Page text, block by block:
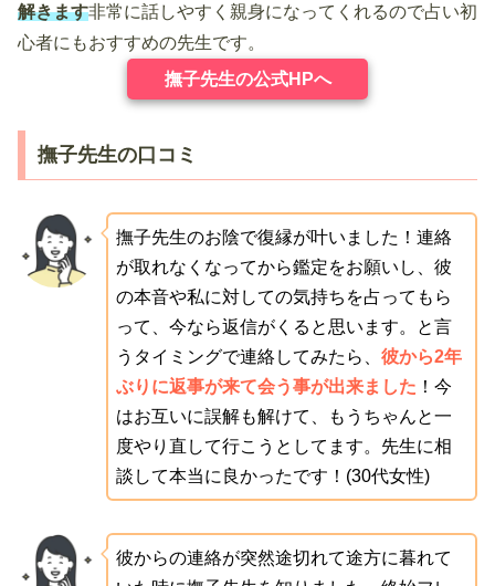
解きます非常に話しやすく親身になってくれるので占い初
心者にもおすすめの先生です。
撫子先生の公式HPへ
撫子先生の口コミ
撫子先生のお陰で復縁が叶いました！連絡
が取れなくなってから鑑定をお願いし、彼
の本音や私に対しての気持ちを占ってもら
って、今なら返信がくると思います。と言
うタイミングで連絡してみたら、 彼から2年
ぶりに返事が来て会う事が出来ました ！今
はお互いに誤解も解けて、もうちゃんと一
度やり直して行こうとしてます。先生に相
談して本当に良かったです！(30代女性)
彼からの連絡が突然途切れて途方に暮れて